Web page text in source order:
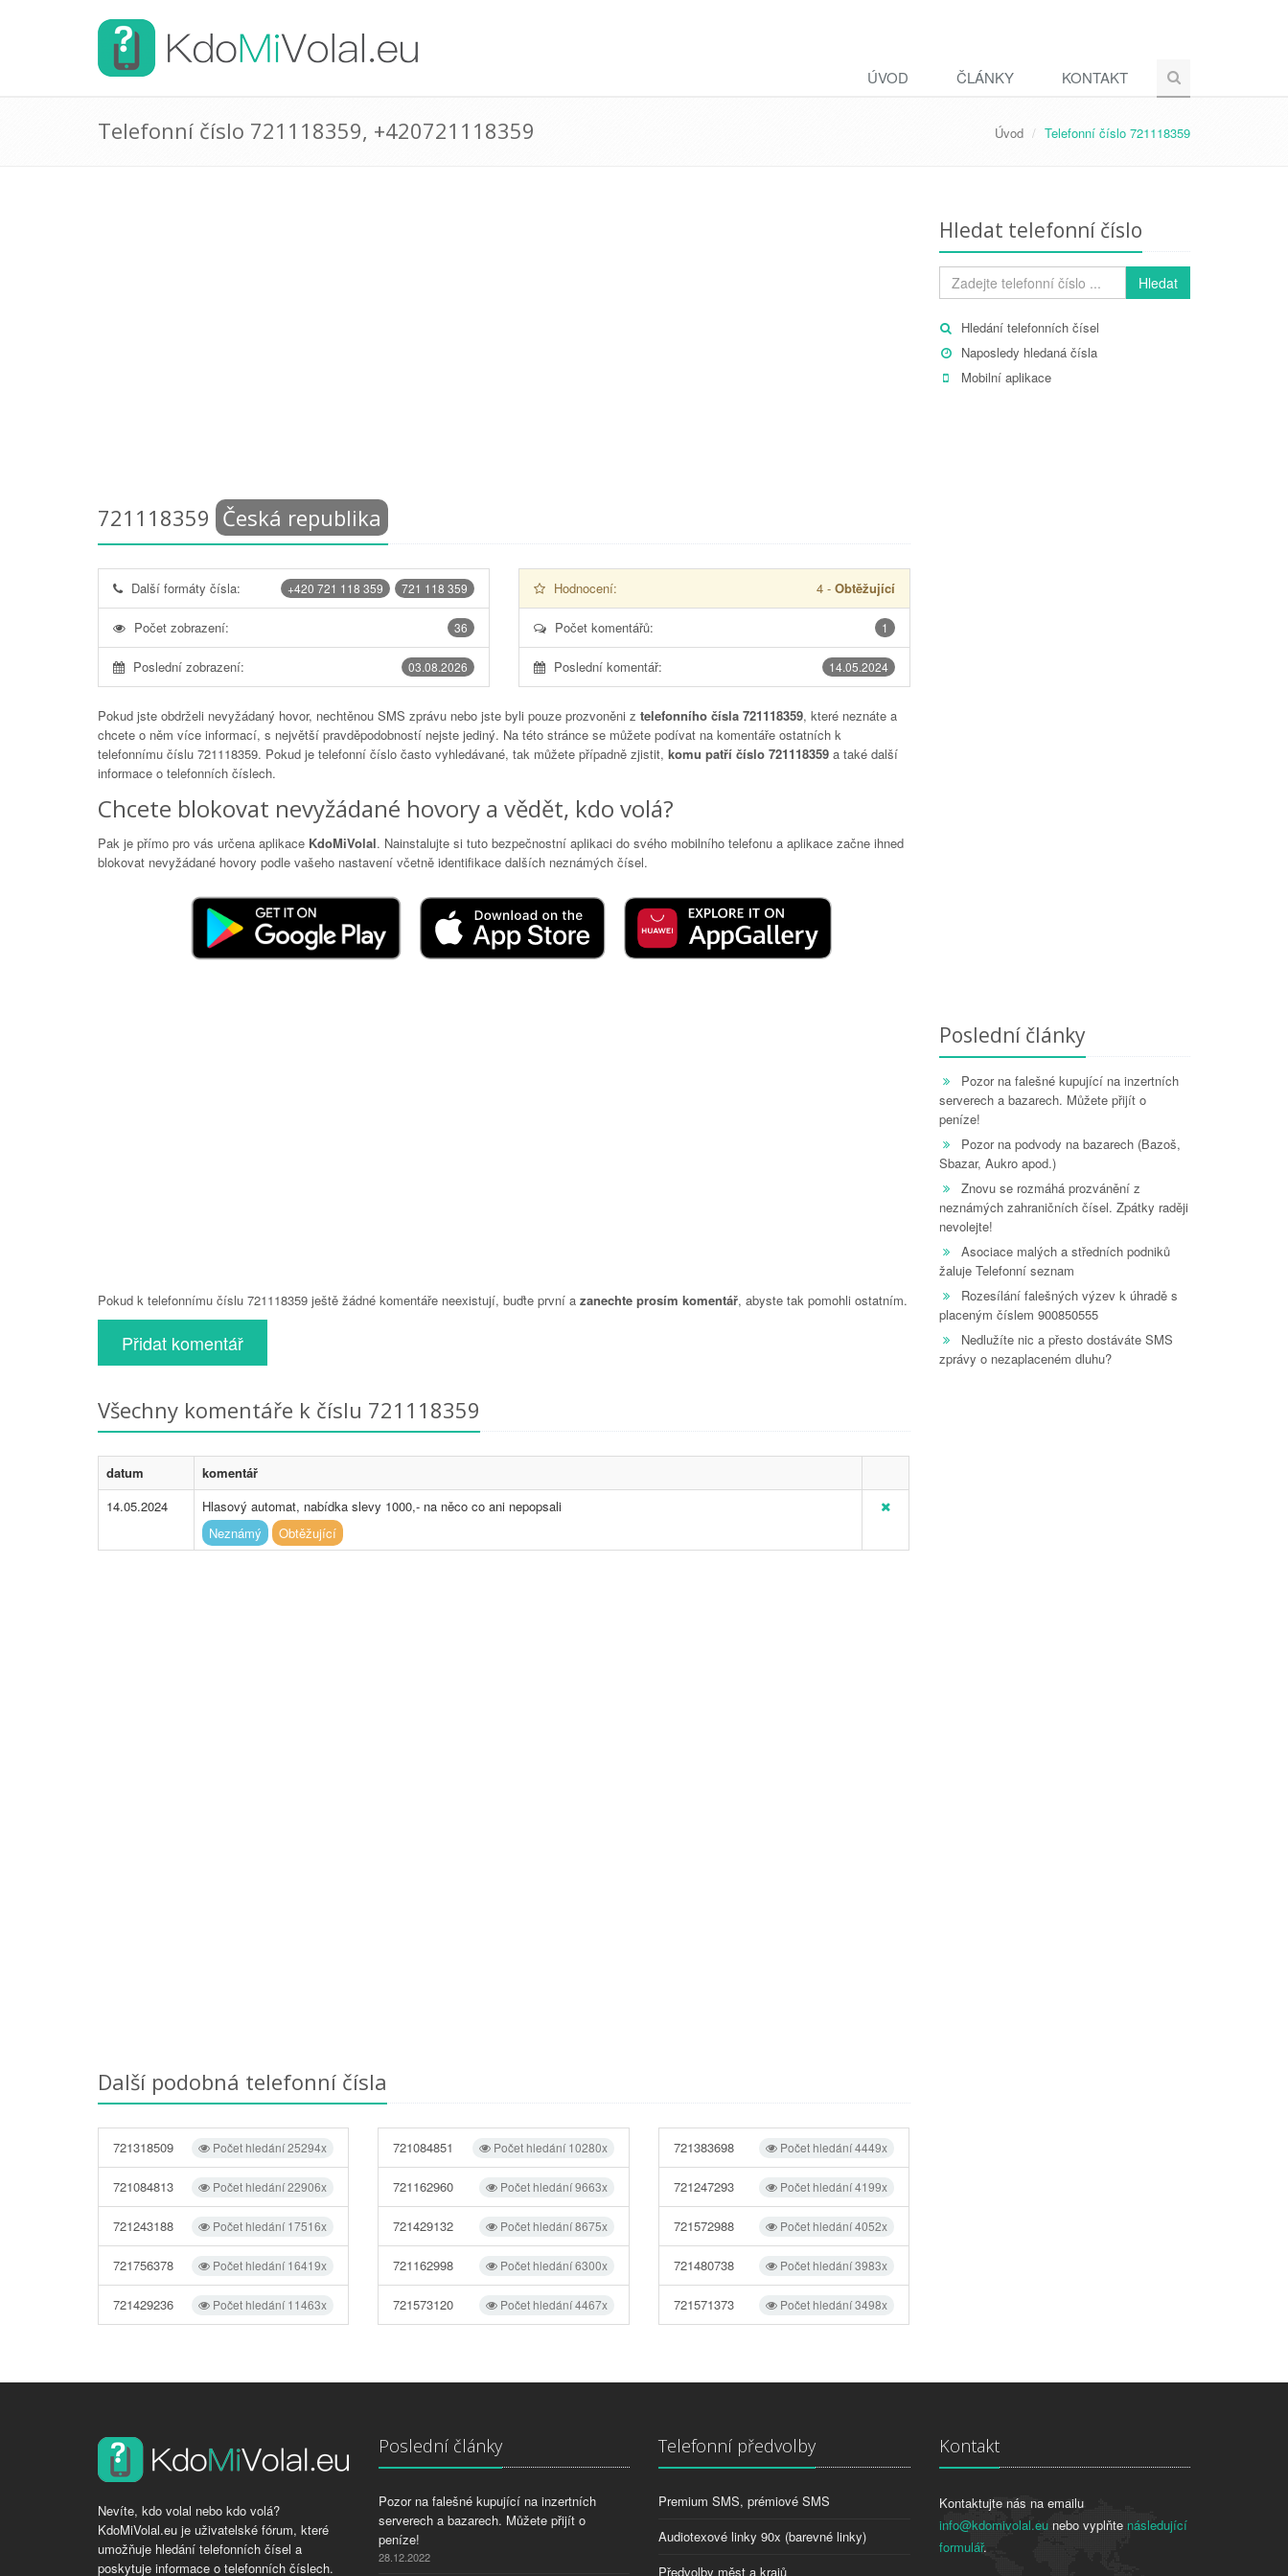
ÚVOD ČLÁNKY KONTAKT
Telefonní číslo 721118359, +420721118359 Úvod Telefonní číslo 721118359
721118359 Česká republika
721 118 359
+420 721 118 359
Další formáty čísla:
36
Počet zobrazení:
03.08.2026
Poslední zobrazení:
Hodnocení: 4- Obtěžující
1
Počet komentářů:
14.05.2024
Poslední komentář:
Pokud jste obdrželi nevyžádaný hovor, nechtěnou SMS zprávu nebo jste byli pouze prozvoněni z telefonního čísla 721118359, které neznáte a
chcete o něm více informací, s největší pravděpodobností nejste jediný. Na této stránce se můžete podívat na komentáře ostatních k
telefonnímu číslu 721118359. Pokud je telefonní číslo často vyhledávané, tak můžete případně zjistit, komu patří číslo 721118359 a také další
informace o telefonních číslech.
Chcete blokovat nevyžádané hovory a vědět, kdo volá?
Pak je přímo pro vás určena aplikace KdoMiVolal. Nainstalujte si tuto bezpečnostní aplikaci do svého mobilního telefonu a aplikace začne ihned
blokovat nevyžádané hovory podle vašeho nastavení včetně identifikace dalších neznámých čísel.
Pokud k telefonnímu číslu 721118359 ještě žádné komentáře neexistují, buďte první a zanechte prosím komentář, abyste tak pomohli ostatním.
Přidat komentář
Všechny komentáře k číslu 721118359
datum
komentář
14.05.2024
Hlasový automat, nabídka slevy 1000,- na něco co ani nepopsali
Neznámý
Obtěžující
Další podobná telefonní čísla
Počet hledání 25294x
721318509
Počet hledání 22906x
721084813
Počet hledání 17516x
721243188
Počet hledání 16419x
721756378
Počet hledání 11463x
721429236
Počet hledání 10280x
721084851
Počet hledání 9663x
721162960
Počet hledání 8675x
721429132
Počet hledání 6300x
721162998
Počet hledání 4467x
721573120
Počet hledání 4449x
721383698
Počet hledání 4199x
721247293
Počet hledání 4052x
721572988
Počet hledání 3983x
721480738
Počet hledání 3498x
721571373
Hledat telefonní číslo
Hledat
Hledání telefonních čísel
Naposledy hledaná čísla
Mobilní aplikace
Poslední články
Pozor na falešné kupující na inzertních
serverech a bazarech. Můžete přijít o
peníze!
Pozor na podvody na bazarech (Bazoš,
Sbazar, Aukro apod.)
Znovu se rozmáhá prozvánění z
neznámých zahraničních čísel. Zpátky raději
nevolejte!
Asociace malých a středních podniků
žaluje Telefonní seznam
Rozesílání falešných výzev k úhradě s
placeným číslem 900850555
Nedlužíte nic a přesto dostáváte SMS
zprávy o nezaplaceném dluhu?
Nevíte, kdo volal nebo kdo volá?
KdoMiVolal.eu je uživatelské fórum, které
umožňuje hledání telefonních čísel a
poskytuje informace o telefonních číslech.
Poslední články
Pozor na falešné kupující na inzertních
serverech a bazarech. Můžete přijít o
peníze!
28.12.2022
Telefonní předvolby
Premium SMS, prémiové SMS
Audiotexové linky 90x (barevné linky)
Předvolby měst a krajů
Kontakt
Kontaktujte nás na emailu
info@kdomivolal.eunebo vyplňte následující
formulář.